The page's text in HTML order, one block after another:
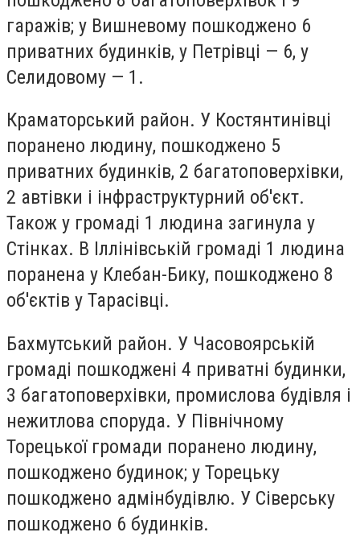
гаражів; у Вишневому пошкоджено 6
приватних будинків, у Петрівці — 6, у
Селидовому — 1.
Краматорський район. У Костянтинівці
поранено людину, пошкоджено 5
приватних будинків, 2 багатоповерхівки,
2 автівки і інфраструктурний об'єкт.
Також у громаді 1 людина загинула у
Стінках. В Іллінівській громаді 1 людина
поранена у Клебан-Бику, пошкоджено 8
об'єктів у Тарасівці.
Бахмутський район. У Часовоярській
громаді пошкоджені 4 приватні будинки,
3 багатоповерхівки, промислова будівля і
нежитлова споруда. У Північному
Торецької громади поранено людину,
пошкоджено будинок; у Торецьку
пошкоджено адмінбудівлю. У Сіверську
пошкоджено 6 будинків.